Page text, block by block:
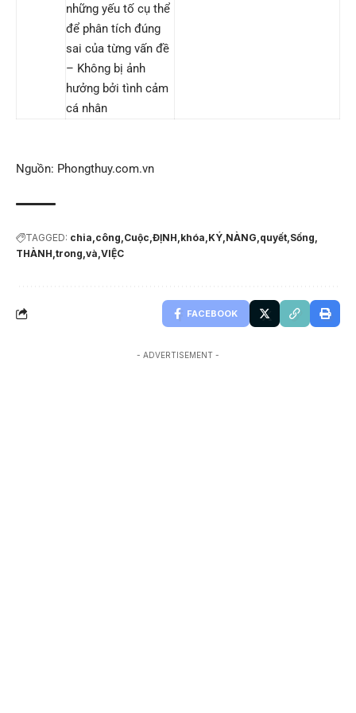
những yếu tố cụ thể
để phân tích đúng
sai của từng vấn đề
– Không bị ảnh
hưởng bởi tình cảm
cá nhân
Nguồn: Phongthuy.com.vn
TAGGED: chia công Cuộc ĐỊNH khóa KÝ NÀNG quyết Sống
THÀNH trong và VIỆC
FACEBOOK
- ADVERTISEMENT -